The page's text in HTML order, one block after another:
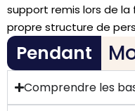
support remis lors de
propre structure de
Pendant
Comprendre les